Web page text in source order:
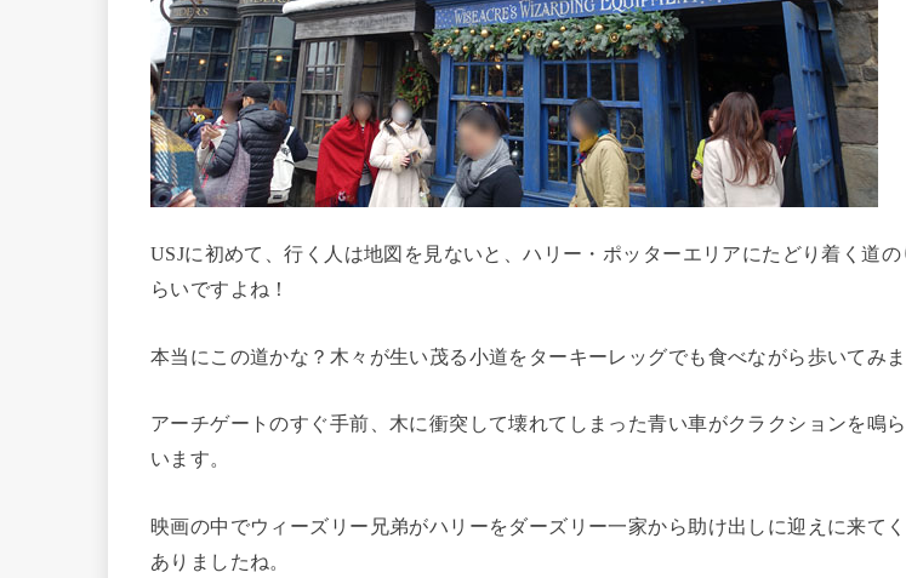
USJに初めて、行く人は地図を見ないと、ハリー・ポッターエリアにたどり着く道
らいですよね！
本当にこの道かな？木々が生い茂る小道をターキーレッグでも食べながら歩いてみま
アーチゲートのすぐ手前、木に衝突して壊れてしまった青い車がクラクションを鳴
います。
映画の中でウィーズリー兄弟がハリーをダーズリー一家から助け出しに迎えに来て
ありましたね。